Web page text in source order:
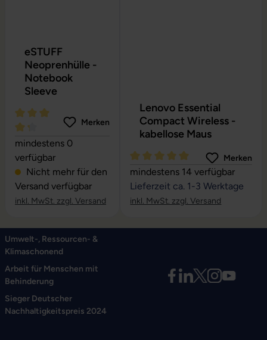
eSTUFF
Neoprenhülle -
Notebook
Sleeve
Durchschnittliche Bewertung von 4.24 von 5 Sternen
Merken
mindestens 0
verfügbar
Nicht mehr für den
Versand verfügbar
inkl. MwSt. zzgl. Versand
Lenovo Essential
Compact Wireless -
kabellose Maus
Durchschnittliche Bewertung
Merken
mindestens 14 verfügbar
Lieferzeit ca. 1-3 Werktage
inkl. MwSt. zzgl. Versand
Umwelt-, Ressourcen- &
Klimaschonend
Arbeit für Menschen mit
Behinderung
Sieger Deutscher
Nachhaltigkeitspreis 2024